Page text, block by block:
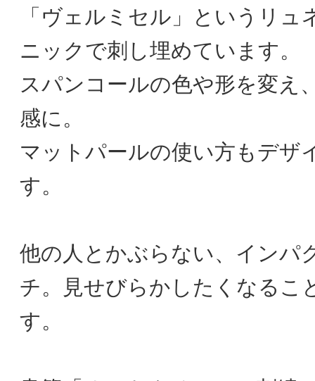
「ヴェルミセル」というリュ
ニックで刺し埋めています。
スパンコールの色や形を変え
感に。
マットパールの使い方もデザ
す。
他の人とかぶらない、インパ
チ。見せびらかしたくなるこ
す。